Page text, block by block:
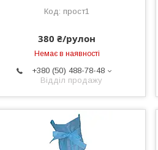
прост1
380 ₴/рулон
Немає в наявності
+380 (50) 488-78-48
Відділ продажу